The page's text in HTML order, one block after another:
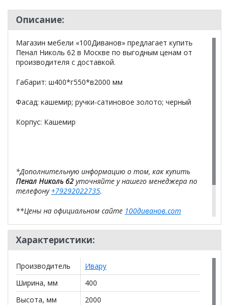
Описание:
Магазин мебели «100Диванов» предлагает купить
Пенал Николь 62 в Москве по выгодным ценам от
производителя с доставкой.
Габарит: ш400*г550*в2000 мм
Фасад: кашемир; ручки-сатиновое золото; черный
Корпус: Кашемир
*Дополнительную информацию о том, как купить
Пенал Николь 62 уточняйте у нашего менеджера по
телефону +79292022735.
**Цены на официальном сайте 100диванов.com
могут отличаться от цен в розничных магазинах-
салонах сети!
Характеристики:
Производитель
Ивару
Ширина, мм
400
Высота, мм
2000